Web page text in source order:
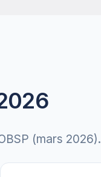
(mars 2026).